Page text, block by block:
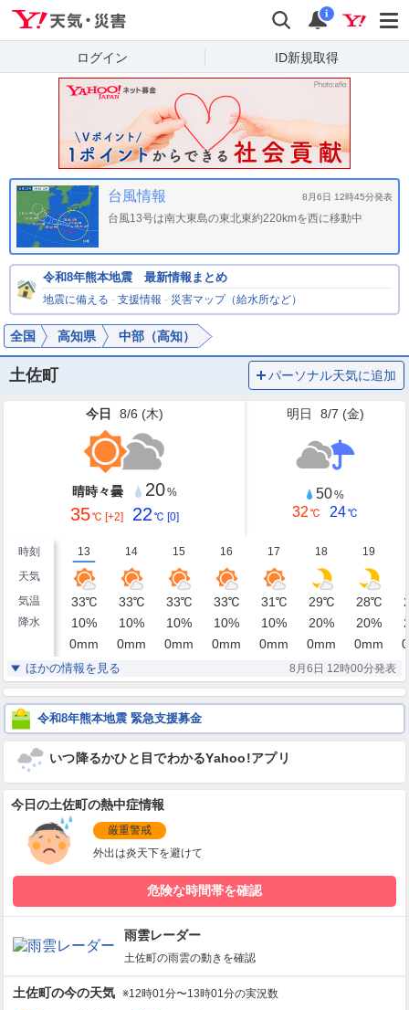
検索 通知
i
ログイン ID新規取得
台風情報 8月6日 12時45分発表
台風13号は南大東島の東北東約220kmを西に移動中
令和8年熊本地震 最新情報まとめ
地震に備える - 支援情報 - 災害マップ（給水所など）
全国 高知県 中部（高知）
土佐町 パーソナル天気に追加
今日 8/6 (木)
晴時々曇 20%
35℃ [+2] 22 ℃ [0]
明日 8/7 (金)
50%
32 ℃ 24℃
時刻 13 14 15 16 17 18
19
天気
気温
33℃ 33℃ 33℃ 33℃ 31℃ 29℃ 28℃
降水 10% 10% 10% 10% 10% 20% 20%
0mm 0mm 0mm 0mm 0mm 0mm 0mm 0
湿度 47 % 59 % 64%
風
南東
3m/s
東南東
3m/s
東南東
4m/s
南東
3m/s
東南東
3m/s
東南東
3m/s
東南東
2m/s
ほかの情報を見る 8月6日 12時00分発表
令和8年熊本地震 緊急支援募金
いつ降るかひと目でわかるYahoo!アプリ
今日の土佐町の熱中症情報
厳重警戒
外出は炎天下を避けて
危険な時間帯を確認
雨雲レーダー
土佐町の雨雲の動きを確認
土佐町の今の天気 ※12時01分〜13時01分の実況数